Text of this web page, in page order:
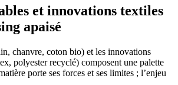
et innovations textiles
apaisé
chanvre, coton bio) et les innovations
polyester recyclé) composent une palette
porte ses forces et ses limites ; l’enjeu